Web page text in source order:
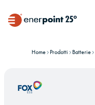
Home Prodotti Batterie